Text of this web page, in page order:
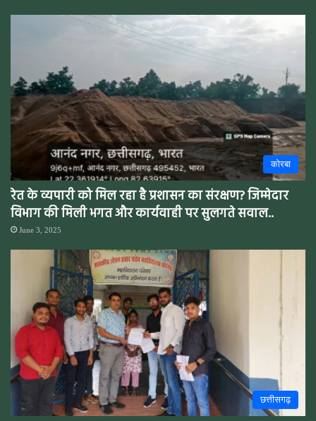
कोरबा
रेत के व्यपारी को मिल रहा है प्रशासन का संरक्षण? जिम्मेदार
विभाग की मिली भगत और कार्यवाही पर सुलगते सवाल..
June 3, 2025
छत्तीसगढ़